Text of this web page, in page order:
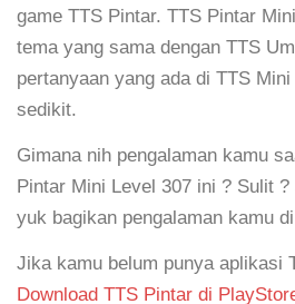
game TTS Pintar. TTS Pintar
tema yang sama dengan TTS
pertanyaan yang ada di TTS
sedikit.
Gimana nih pengalaman kamu
Pintar Mini Level 307 ini ? Sulit
yuk bagikan pengalaman kamu
Jika kamu belum punya aplikasi
Download TTS Pintar di